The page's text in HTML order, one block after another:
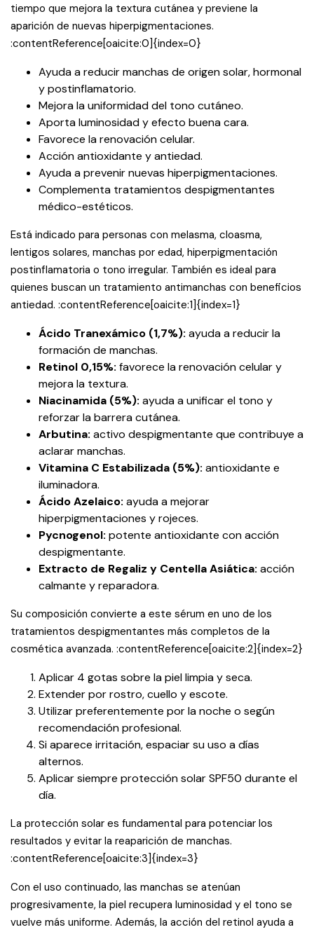
tiempo que mejora la textura cutánea y previene la
aparición de nuevas hiperpigmentaciones.
:contentReference[oaicite:0]{index=0}
Ayuda a reducir manchas de origen solar, hormonal
y postinflamatorio.
Mejora la uniformidad del tono cutáneo.
Aporta luminosidad y efecto buena cara.
Favorece la renovación celular.
Acción antioxidante y antiedad.
Ayuda a prevenir nuevas hiperpigmentaciones.
Complementa tratamientos despigmentantes
médico-estéticos.
Está indicado para personas con melasma, cloasma,
lentigos solares, manchas por edad, hiperpigmentación
postinflamatoria o tono irregular. También es ideal para
quienes buscan un tratamiento antimanchas con beneficios
antiedad. :contentReference[oaicite:1]{index=1}
Ácido Tranexámico (1,7%): ayuda a reducir la
formación de manchas.
Retinol 0,15%: favorece la renovación celular y
mejora la textura.
Niacinamida (5%): ayuda a unificar el tono y
reforzar la barrera cutánea.
Arbutina: activo despigmentante que contribuye a
aclarar manchas.
Vitamina C Estabilizada (5%): antioxidante e
iluminadora.
Ácido Azelaico: ayuda a mejorar
hiperpigmentaciones y rojeces.
Pycnogenol: potente antioxidante con acción
despigmentante.
Extracto de Regaliz y Centella Asiática: acción
calmante y reparadora.
Su composición convierte a este sérum en uno de los
tratamientos despigmentantes más completos de la
cosmética avanzada. :contentReference[oaicite:2]{index=2}
Aplicar 4 gotas sobre la piel limpia y seca.
Extender por rostro, cuello y escote.
Utilizar preferentemente por la noche o según
recomendación profesional.
Si aparece irritación, espaciar su uso a días
alternos.
Aplicar siempre protección solar SPF50 durante el
día.
La protección solar es fundamental para potenciar los
resultados y evitar la reaparición de manchas.
:contentReference[oaicite:3]{index=3}
Con el uso continuado, las manchas se atenúan
progresivamente, la piel recupera luminosidad y el tono se
vuelve más uniforme. Además, la acción del retinol ayuda a